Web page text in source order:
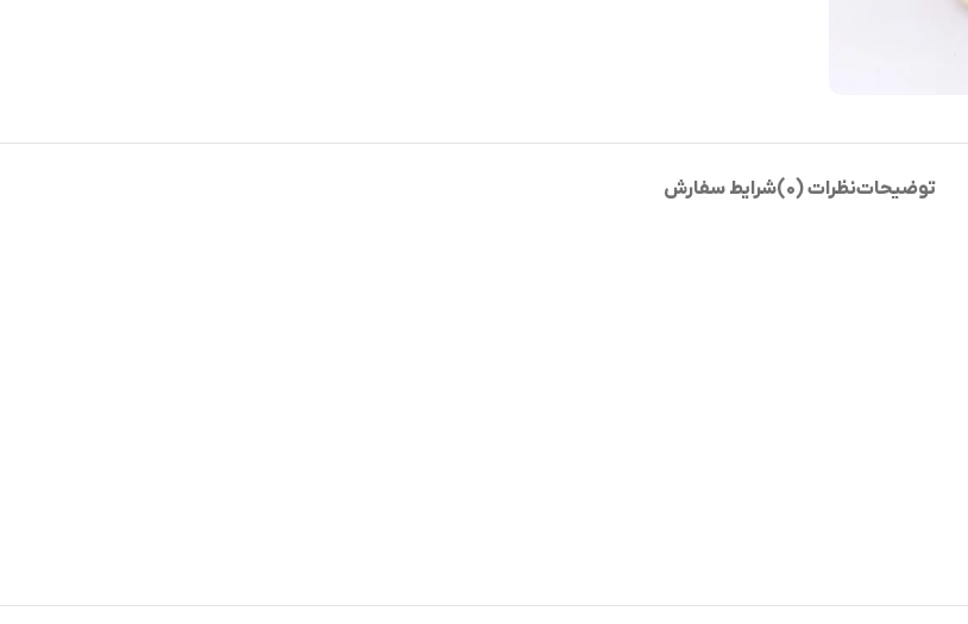
توضیحاتنظرات (0) شرایط سفارش